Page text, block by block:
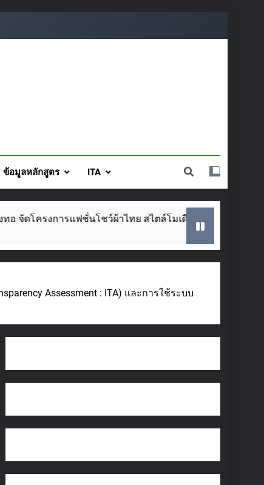
ข้อมูลหลักสูตร ITA
งการแฟชั่นโชว์ผ้าไทย สไตล์โมเดิร์น วันที่ ๕ ส.ค. นี้
Assessment : ITA) และการใช้ระบบ